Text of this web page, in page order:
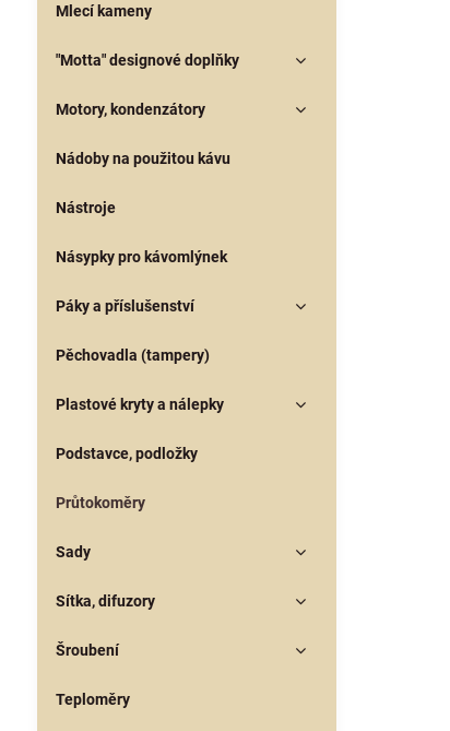
Mlecí kameny
"Motta" designové doplňky
Motory, kondenzátory
Nádoby na použitou kávu
Nástroje
Násypky pro kávomlýnek
Páky a příslušenství
Pěchovadla (tampery)
Plastové kryty a nálepky
Podstavce, podložky
Průtokoměry
Sady
Sítka, difuzory
Šroubení
Teploměry